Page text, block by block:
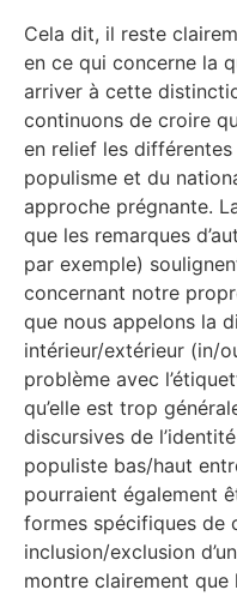
Cela dit, il reste
en ce qui concerne la
arriver à cette
continuons de croire
en relief les
populisme et du
approche prégnante.
que les remarques
par exemple)
concernant notre
que nous appelons la
intérieur/extérieur (in/
problème avec
qu’elle est trop
discursives de
populiste bas/haut
pourraient également
formes spécifiques de
inclusion/exclusion
montre clairement